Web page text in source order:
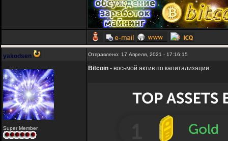
yakodsen Отправлено: 17 Апреля, 2021 - 17:16:15
Super Member
Bitcoin - восьмой актив по капитализации: